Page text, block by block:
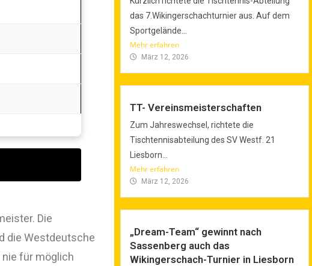
Die
die Westdeutsche
für möglich
das 7.Wikingerschachturnier aus. Auf dem
Sportgelände...
Mehr erfahren
März 12, 2026
TT- Vereinsmeisterschaften
Zum Jahreswechsel, richtete die
Tischtennisabteilung des SV Westf. 21
Liesborn...
Mehr erfahren
März 12, 2026
„Dream-Team“ gewinnt nach
Sassenberg auch das
Wikingerschach-Turnier in Liesborn